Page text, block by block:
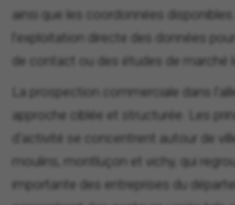
ainsi que les coordonnées
l'exploitation directe des données
de contact ou des études de marché
La prospection commerciale dans
approche ciblée et structurée. Les
d'activité se concentrent autour de
moulins, montluçon et vichy, qui
importante des entreprises du